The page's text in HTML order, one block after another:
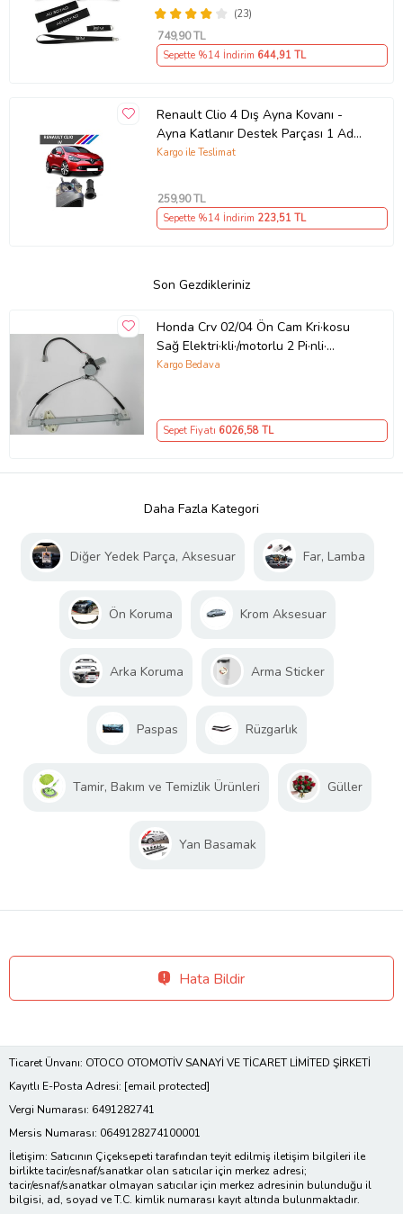
(23)
749,90 TL
Sepette %14 İndirim 644,91 TL
Renault Clio 4 Dış Ayna Kovanı -
Ayna Katlanır Destek Parçası 1 Adet
490307706 M3625
Kargo ile Teslimat
259,90 TL
Sepette %14 İndirim 223,51 TL
Son Gezdikleriniz
Honda Crv 02/04 Ön Cam Kri·kosu
Sağ Elektri·kli·/motorlu 2 Pi·nli·
(Hushan)
Kargo Bedava
Sepet Fiyatı 6026,58 TL
Daha Fazla Kategori
Diğer Yedek Parça, Aksesuar Far, Lamba
Ön Koruma Krom Aksesuar
Arka Koruma Arma Sticker
Paspas Rüzgarlık
Tamir, Bakım ve Temizlik Ürünleri Güller
Yan Basamak
Hata Bildir
Ticaret Ünvanı: OTOCO OTOMOTİV SANAYİ VE TİCARET LİMİTED ŞİRKETİ
Kayıtlı E-Posta Adresi: [email protected]
Vergi Numarası: 6491282741
Mersis Numarası: 0649128274100001
İletişim: Satıcının Çiçeksepeti tarafından teyit edilmiş iletişim bilgileri ile
birlikte tacir/esnaf/sanatkar olan satıcılar için merkez adresi;
tacir/esnaf/sanatkar olmayan satıcılar için merkez adresinin bulunduğu il
bilgisi, ad, soyad ve T.C. kimlik numarası kayıt altında bulunmaktadır.